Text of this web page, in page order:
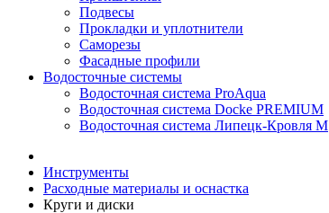
Подвесы
Прокладки и уплотнители
Саморезы
Фасадные профили
Водосточные системы
Водосточная система ProAqua
Водосточная система Docke PREMIUM
Водосточная система Липецк-Кровля М
Инструменты
Расходные материалы и оснастка
Круги и диски